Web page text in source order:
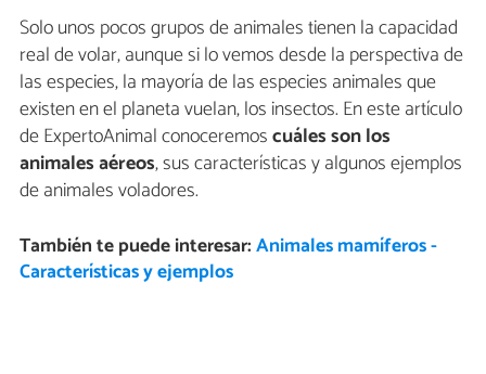
Solo unos pocos grupos de animales tienen la capacidad
real de volar, aunque si lo vemos desde la perspectiva de
las especies, la mayoría de las especies animales que
existen en el planeta vuelan, los insectos. En este artículo
de ExpertoAnimal conoceremoscuáles son los
animales aéreos, sus características y algunos ejemplos
de animales voladores.
También te puede interesar:Animales mamíferos -
Características y ejemplos